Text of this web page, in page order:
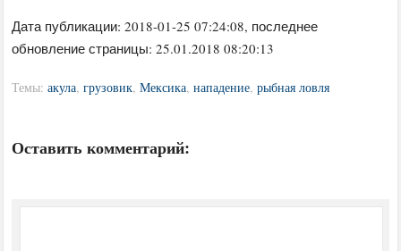
Дата публикации:2018-01-25 07:24:08, последнее
обновление страницы: 25.01.2018 08:20:13
Темы:акула,грузовик,Мексика,нападение,рыбная ловля
Оставить комментарий: